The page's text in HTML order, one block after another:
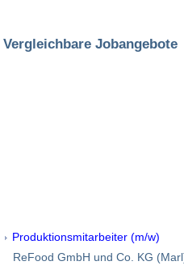
Vergleichbare Jobangebote
Produktionsmitarbeiter (m/w)
ReFood GmbH und Co. KG